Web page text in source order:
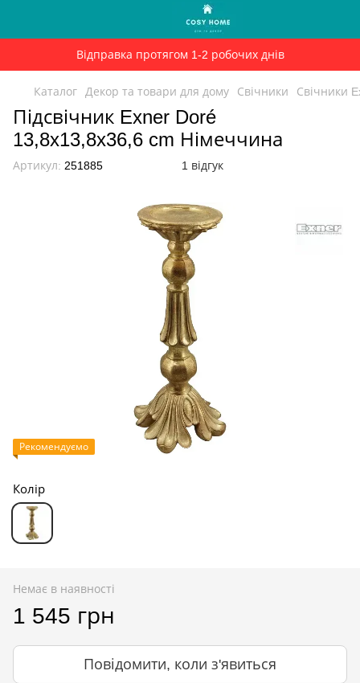
Відправка протягом 1-2 робочих днів
Каталог Декор та товари для дому Свічники Свічники
Підсвічник Exner Doré
13,8x13,8x36,6 cm Німеччина
Артикул: 251885 1 відгук
Рекомендуємо
Колір
Немає в наявності
1 545 грн
Повідомити, коли з'явиться